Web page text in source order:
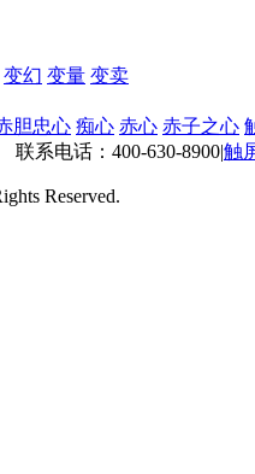
变幻 变量 变卖
胆忠心 痴心 赤心 赤子之心
系电话：400-630-8900|触
Reserved.